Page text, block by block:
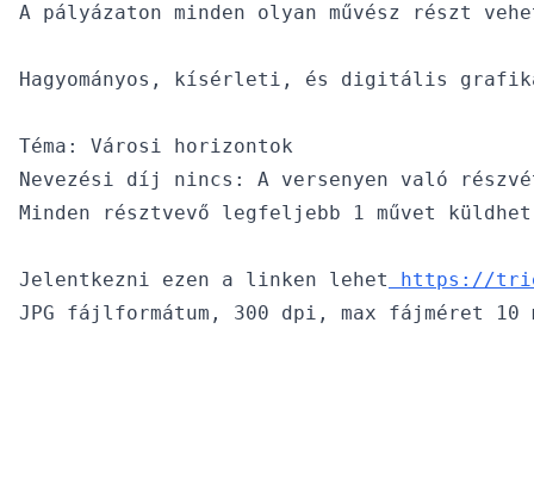
A pályázaton minden olyan művész részt
Hagyományos, kísérleti, és digitális
Téma: Városi horizontok
Nevezési díj nincs: A versenyen való
Minden résztvevő legfeljebb 1 művet
Jelentkezni ezen a linken lehet https://